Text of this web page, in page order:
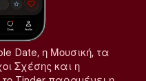
Date, η Μουσική, τα
Σχέσης και η